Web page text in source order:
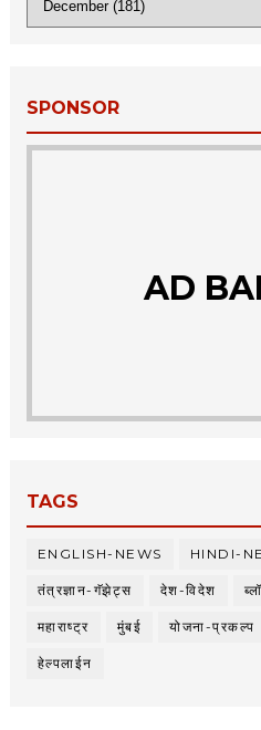
SPONSOR
AD
TAGS
ENGLISH-NEWS HINDI-
तंत्रज्ञान-गॅझेट्स देश-विदेश
महाराष्ट्र मुंबई योजना-प्रकल्प
हेल्पलाईन